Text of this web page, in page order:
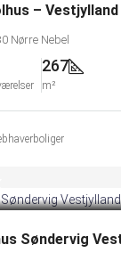
– Vestjylland
Nørre Nebel
267
m²
Søndervig